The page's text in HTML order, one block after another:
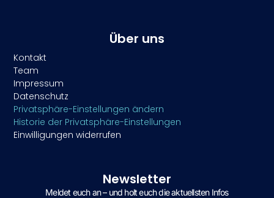
Über uns
Kontakt
Team
Impressum
Datenschutz
Privatsphäre-Einstellungen ändern
Historie der Privatsphäre-Einstellungen
Einwilligungen widerrufen
Newsletter
Meldet euch an – und holt euch die aktuellsten Infos